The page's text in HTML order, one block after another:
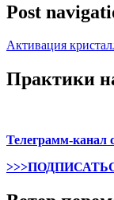
Post
Активация
Практики
Телеграмм-